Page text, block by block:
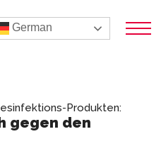
German
Produkten:
gegen den